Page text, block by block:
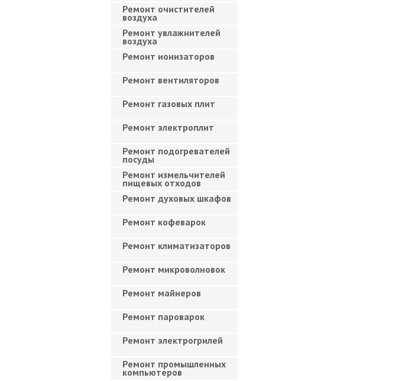
Ремонт очистителей
воздуха
Ремонт увлажнителей
воздуха
Ремонт ионизаторов
Ремонт вентиляторов
Ремонт газовых плит
Ремонт электроплит
Ремонт подогревателей
посуды
Ремонт измельчителей
пищевых отходов
Ремонт духовых шкафов
Ремонт кофеварок
Ремонт климатизаторов
Ремонт микроволновок
Ремонт майнеров
Ремонт пароварок
Ремонт электрогрилей
Ремонт промышленных
компьютеров